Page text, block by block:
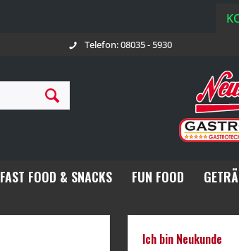
Telefon: 08035 - 5930
FAST FOOD & SNACKS FUN FOOD
Ich bin Neukunde